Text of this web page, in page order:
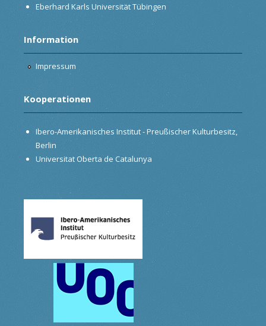
Eberhard Karls Universität Tübingen
Information
Impressum
Kooperationen
Ibero-Amerikanisches Institut - Preußischer Kulturbesitz,
Berlin
Universitat Oberta de Catalunya